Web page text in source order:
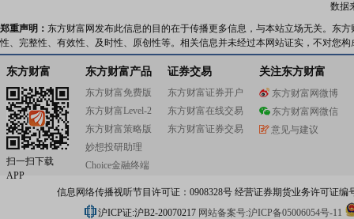
数据
郑重声明： 东方财富网发布此信息的目的在于传播更多信息，与本站立场无关。东
性、完整性、有效性、及时性、原创性等。相关信息并未经过本网站证实，不对您
东方财富
扫一扫下载
APP
东方财富产品
东方财富免费版
东方财富Level-2
东方财富策略版
妙想投研助理
Choice金融终端
证券交易
东方财富证券开户
东方财富在线交易
东方财富证券交易
关注东方财富
东方财富网微博
东方财富网微信
意见与建议
信息网络传播视听节目许可证：0908328号 经营证券期货业务许可证编
沪ICP证:沪B2-20070217 网站备案号:沪ICP备05006054号-11